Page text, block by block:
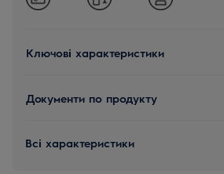
Ключові характеристики
Документи по продукту
Всі характеристики